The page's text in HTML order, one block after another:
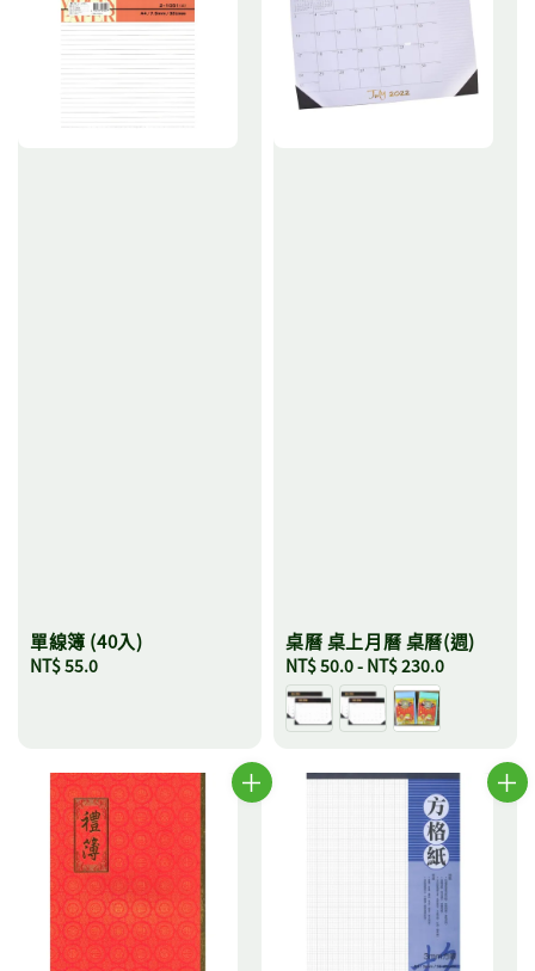
單線簿 (40入)
Regular
NT$ 55.0
桌曆 桌上月曆 桌曆(週)
Regular
price
NT$ 50.0- NT$ 230.0